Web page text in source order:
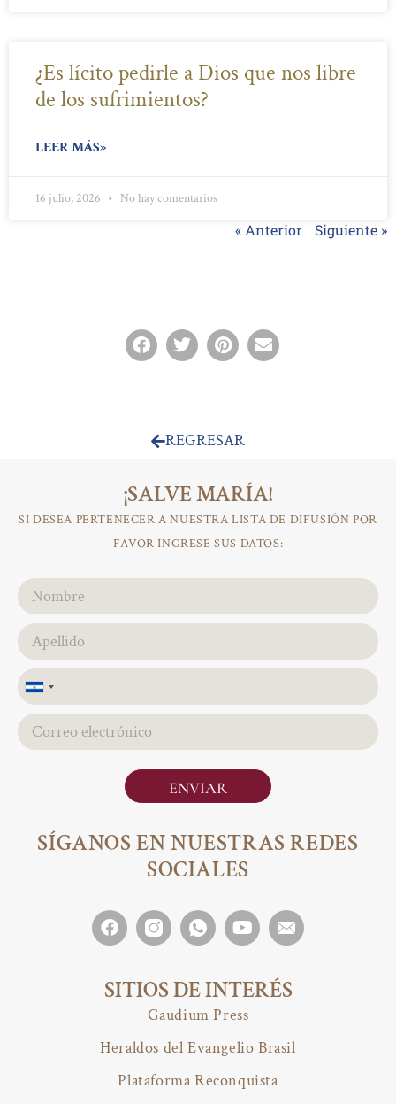
¿Es lícito pedirle a Dios que nos libre
de los sufrimientos?
LEER MÁS»
16 julio, 2026 No hay comentarios
« Anterior Siguiente »
REGRESAR
SÍGANOS EN NUESTRAS REDES
SOCIALES
SITIOS DE INTERÉS
Gaudium Press
Heraldos del Evangelio Brasil
Plataforma Reconquista
¡SALVE MARÍA!
SI DESEA PERTENECER A NUESTRA LISTA DE DIFUSIÓN POR
FAVOR INGRESE SUS DATOS:
El
Salvador
+503
ENVIAR